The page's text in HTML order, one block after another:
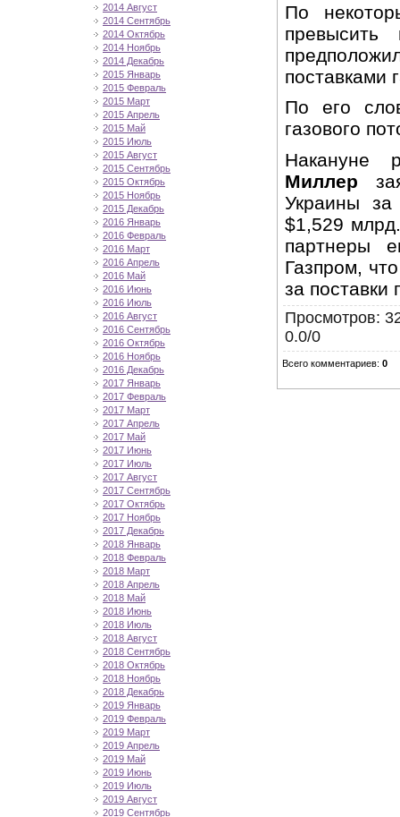
2014 Август
2014 Сентябрь
2014 Октябрь
2014 Ноябрь
2014 Декабрь
2015 Январь
2015 Февраль
2015 Март
2015 Апрель
2015 Май
2015 Июль
2015 Август
2015 Сентябрь
2015 Октябрь
2015 Ноябрь
2015 Декабрь
2016 Январь
2016 Февраль
2016 Март
2016 Апрель
2016 Май
2016 Июнь
2016 Июль
2016 Август
2016 Сентябрь
2016 Октябрь
2016 Ноябрь
2016 Декабрь
2017 Январь
2017 Февраль
2017 Март
2017 Апрель
2017 Май
2017 Июнь
2017 Июль
2017 Август
2017 Сентябрь
2017 Октябрь
2017 Ноябрь
2017 Декабрь
2018 Январь
2018 Февраль
2018 Март
2018 Апрель
2018 Май
2018 Июнь
2018 Июль
2018 Август
2018 Сентябрь
2018 Октябрь
2018 Ноябрь
2018 Декабрь
2019 Январь
2019 Февраль
2019 Март
2019 Апрель
2019 Май
2019 Июнь
2019 Июль
2019 Август
2019 Сентябрь
По
превысить
поставками
По его
газового
Накануне
Миллер
Украины за
$1,529
партнеры
Газпром,
за поставки
Просмотров:
0.0/0
Всего комментариев: 0